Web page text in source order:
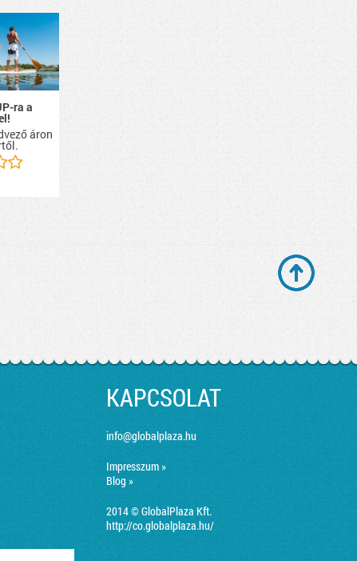
ra a
áron
KAPCSOLAT
info@globalplaza.hu
Impresszum »
Blog »
2014 © GlobalPlaza Kft.
http://co.globalplaza.hu/